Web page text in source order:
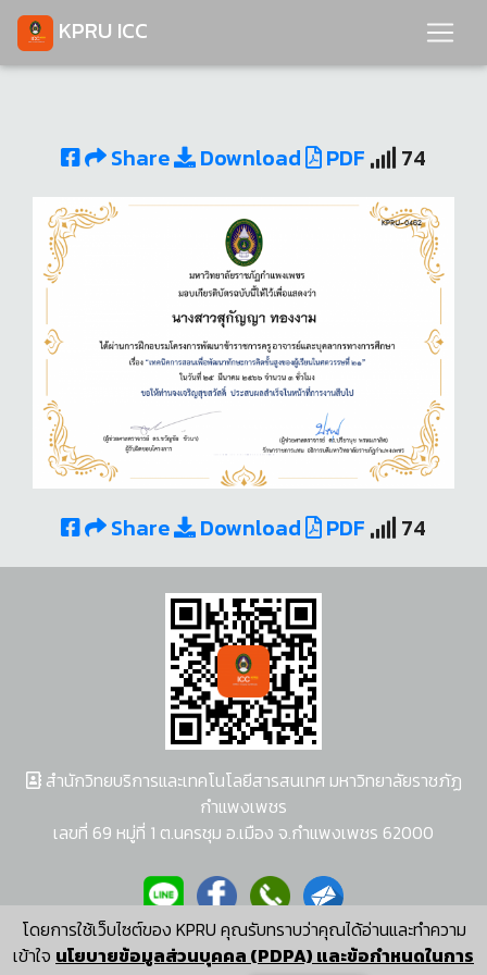
KPRU ICC
Share Download PDF 74
Share Download PDF 74
โดยการใช้เว็บไซต์ของ KPRU คุณรับทราบว่าคุณได้อ่านและทำความ
เข้าใจ นโยบายข้อมูลส่วนบุคคล (PDPA) และข้อกำหนดในการ
สำนักวิทยบริการและเทคโนโลยีสารสนเทศ มหาวิทยาลัยราชภัฏ
กำแพงเพชร
เลขที่ 69 หมู่ที่ 1 ต.นครชุม อ.เมือง จ.กำแพงเพชร 62000
ผู้พัฒนาระบบ อนุชา พวงผกา